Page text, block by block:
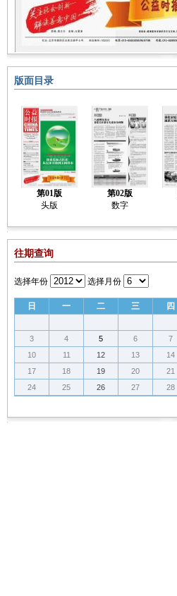
版面目录
第01版
头版
第02版
数字
往期查询
选择年份 选择月份
日 一 二 三 四
3
4 5 6 7
10
11 12 13 14
17
18 19 20 21
24
25 26 27 28